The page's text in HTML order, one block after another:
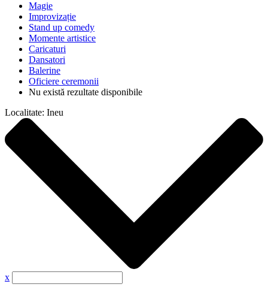
Magie
Improvizație
Stand up comedy
Momente artistice
Caricaturi
Dansatori
Balerine
Oficiere ceremonii
Nu există rezultate disponibile
Localitate: Ineu
x